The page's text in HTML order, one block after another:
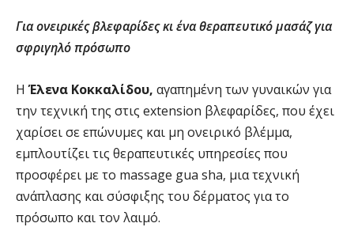
Για ονειρικές βλεφαρίδες κι ένα θεραπευτικό μασάζ για
σφριγηλό πρόσωπο
ΗΈλενα Κοκκαλίδου, αγαπημένη των γυναικών για
την τεχνική της στις extension βλεφαρίδες, που έχει
χαρίσει σε επώνυμες και μη ονειρικό βλέμμα,
εμπλουτίζει τις θεραπευτικές υπηρεσίες που
προσφέρει με το massage gua sha, μια τεχνική
ανάπλασης και σύσφιξης του δέρματος για το
πρόσωπο και τον λαιμό.